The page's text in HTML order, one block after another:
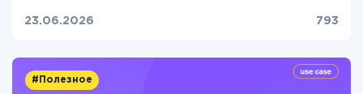
23.06.2026 793
#Полезное